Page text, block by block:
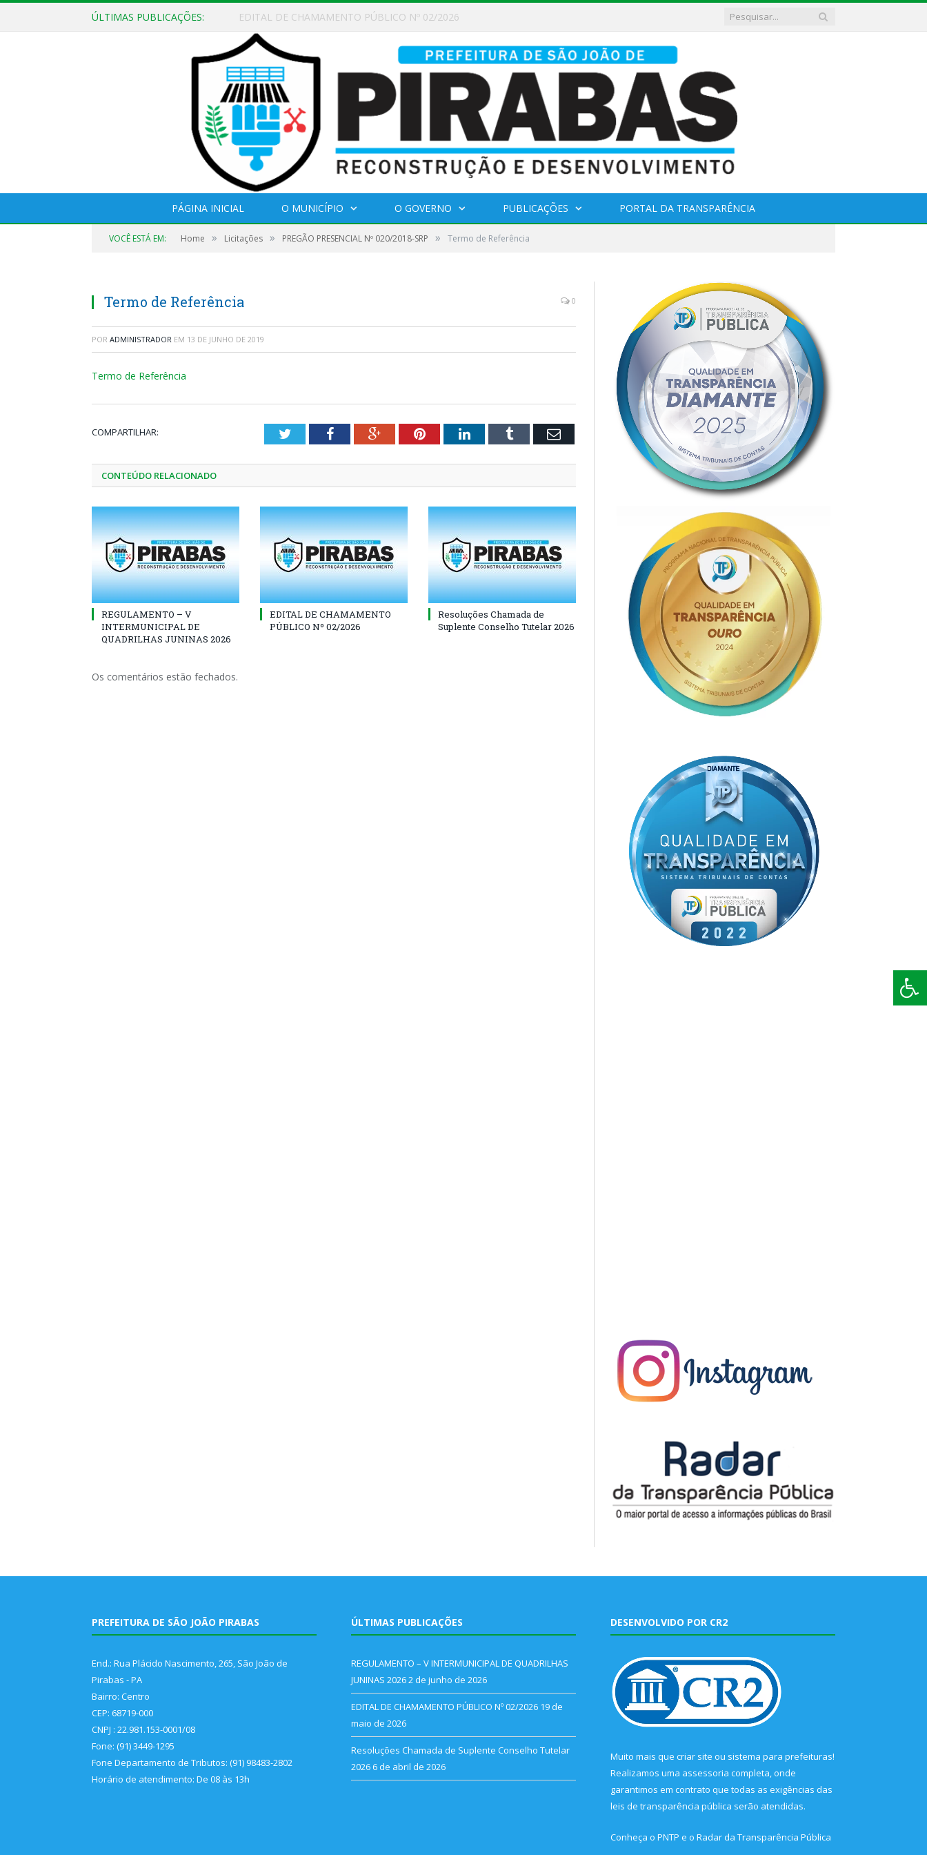
ÚLTIMAS PUBLICAÇÕES: EDITAL DE CHAMAMENTO PÚBLICO Nº 02/2026
PÁGINA INICIAL O MUNICÍPIO O GOVERNO PUBLICAÇÕES PORTAL DA TRANSPARÊNCIA
VOCÊ ESTÁ EM: Home » Licitações » PREGÃO PRESENCIAL Nº 020/2018-SRP » Termo de Referência
Termo de Referência 0
POR ADMINISTRADOR EM 13 DE JUNHO DE 2019
Termo de Referência
COMPARTILHAR: TwitterFacebookGoogle+PinterestLinkedInTumblr Email
CONTEÚDO RELACIONADO
REGULAMENTO – V
INTERMUNICIPAL DE
QUADRILHAS JUNINAS 2026
EDITAL DE CHAMAMENTO
PÚBLICO Nº 02/2026
Resoluções Chamada de
Suplente Conselho Tutelar 2026
Os comentários estão fechados.
PREFEITURA DE SÃO JOÃO PIRABAS
End.: Rua Plácido Nascimento, 265, São João de
Pirabas - PA
Bairro: Centro
CEP: 68719-000
CNPJ : 22.981.153-0001/08
Fone: (91) 3449-1295
Fone Departamento de Tributos: (91) 98483-2802
Horário de atendimento: De 08 às 13h
ÚLTIMAS PUBLICAÇÕES
REGULAMENTO – V INTERMUNICIPAL DE QUADRILHAS
JUNINAS 20262 de junho de 2026
EDITAL DE CHAMAMENTO PÚBLICO Nº 02/2026 19 de
maio de 2026
Resoluções Chamada de Suplente Conselho Tutelar
2026 6 de abril de 2026
DESENVOLVIDO POR CR2
Muito mais que criar site ou sistema para prefeituras!
Realizamos uma assessoria completa, onde
garantimos em contrato que todas as exigências das
leis de transparência pública serão atendidas.
Conheça o PNTP e o Radar da Transparência Pública